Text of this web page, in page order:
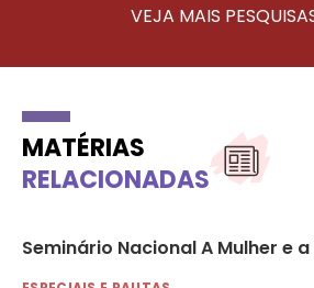
VEJA MAIS
MATÉRIAS
RELACIONADAS
Seminário Nacional A Mulher e